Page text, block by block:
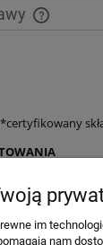
ewentualnych
10-15 minut. Pić
miejscu.
im
nam